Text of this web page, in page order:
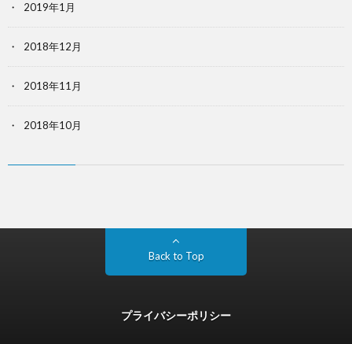
2019年1月
2018年12月
2018年11月
2018年10月
Back to Top
プライバシーポリシー